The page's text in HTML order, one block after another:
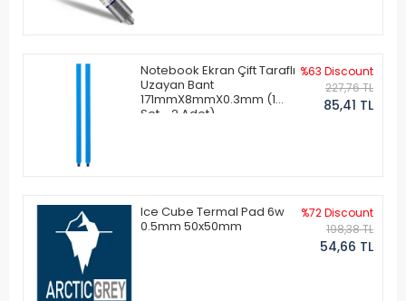
Notebook Ekran Çift Taraflı
Uzayan Bant
171mmX8mmX0.3mm (1
Set - 2 Adet)
%63 Discount
227,76 TL
85,41 TL
Ice Cube Termal Pad 6w
0.5mm 50x50mm
%72 Discount
198,38 TL
54,66 TL